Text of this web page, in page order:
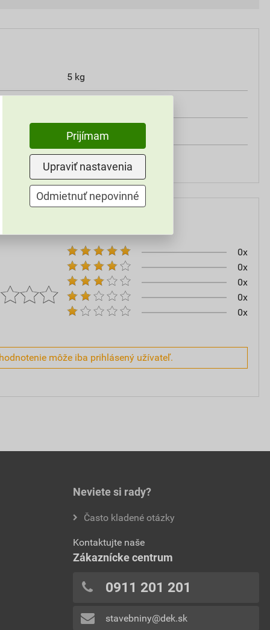
5 kg
5 kg
Stachema
0x
0x
0x
0x
0x
môže iba prihlásený užívateľ.
Neviete si rady?
Často kladené otázky
Kontaktujte naše
Zákaznícke centrum
0911 201 201
stavebniny@dek.sk
Prijímam
Upraviť nastavenia
Odmietnuť nepovinné